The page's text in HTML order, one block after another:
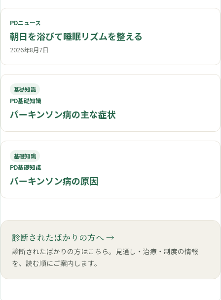
PDニュース
朝日を浴びて睡眠リズムを整える
2026年8月7日
基礎知識
PD基礎知識
パーキンソン病の主な症状
基礎知識
PD基礎知識
パーキンソン病の原因
診断されたばかりの方へ
診断されたばかりの方はこちら。見通し・治療・制度の情報
を、読む順にご案内します。